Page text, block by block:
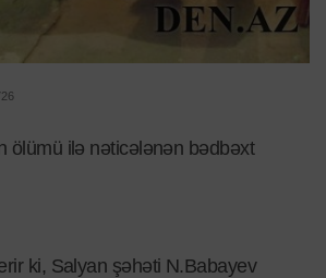
ölümü ilə nəticələnən bədbəxt
ki, Salyan şəhəti N.Babayev